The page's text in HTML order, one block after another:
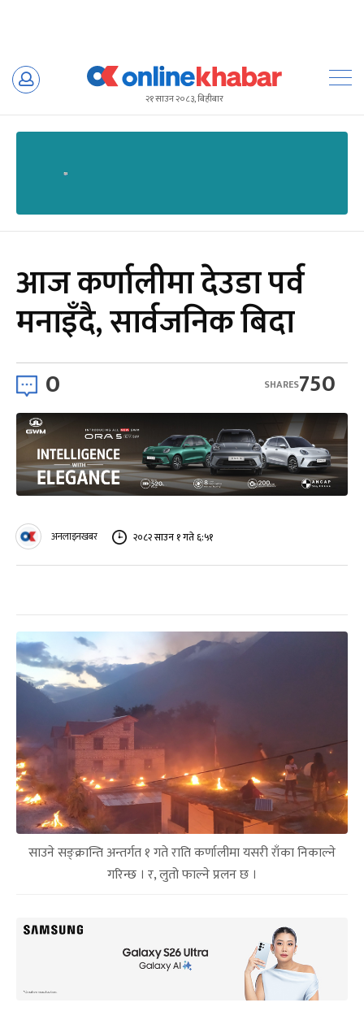
Skip
२१ साउन २०८३, बिहीबार
आज कर्णालीमा देउडा पर्व
मनाइँदै, सार्वजनिक बिदा
0 750
SHARES
अनलाइनखबर २०८२ साउन १ गते ६:५१
साउने सङ्क्रान्ति अन्तर्गत १ गते राति कर्णालीमा यसरी राँका निकाल्ने
गरिन्छ । र, लुतो फाल्ने प्रलन छ ।